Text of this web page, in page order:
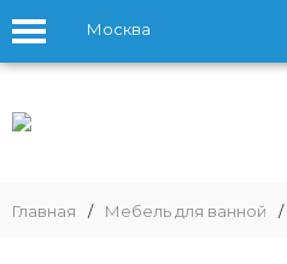
Москва
Главная / Мебель для ванной /